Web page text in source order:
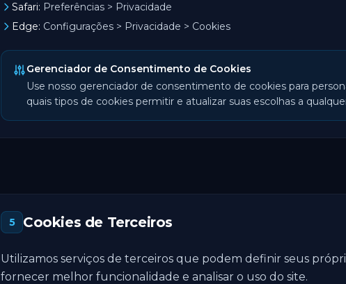
Safari: Preferências > Privacidade
Edge: Configurações > Privacidade > Cookies
Gerenciador de Consentimento de Cookies
Use nosso gerenciador de consentimento de cookies para
quais tipos de cookies permitir e atualizar suas escolhas a
5 Cookies de Terceiros
Utilizamos serviços de terceiros que podem definir seus
fornecer melhor funcionalidade e analisar o uso do site.